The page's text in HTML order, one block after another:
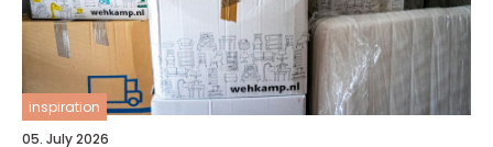
inspiration
05. July 2026